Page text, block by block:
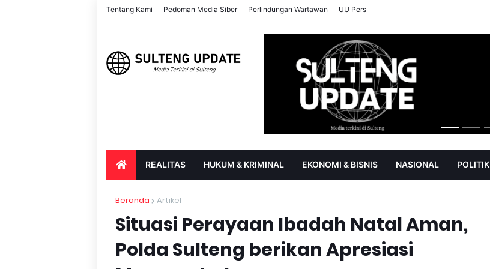
Tentang Kami Pedoman Media Siber Perlindungan Wartawan UU Pers
REALITAS HUKUM & KRIMINAL EKONOMI & BISNIS NASIONAL POLITIK
Beranda Artikel
Situasi Perayaan Ibadah Natal Aman,
Polda Sulteng berikan Apresiasi